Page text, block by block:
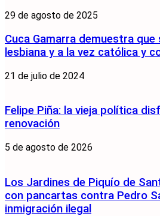
29 de agosto de 2025
Cuca Gamarra demuestra que
lesbiana y a la vez católica y
21 de julio de 2024
Felipe Piña: la vieja política
renovación
5 de agosto de 2026
Los Jardines de Piquío de
con pancartas contra Pedro
inmigración ilegal